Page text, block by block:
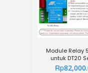
Module Relay
untuk DT20
Rp